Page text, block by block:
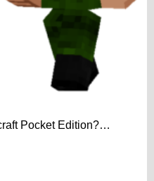
Pocket Edition?…